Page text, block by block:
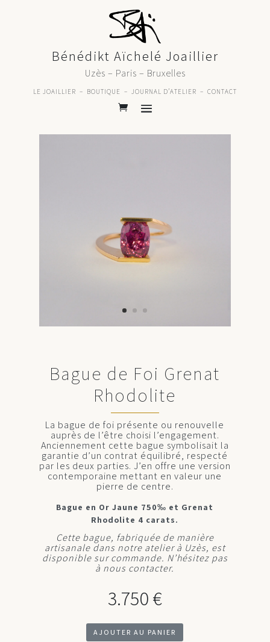
Bénédikt Aïchelé Joaillier
Uzès – Paris – Bruxelles
LE JOAILLIER – BOUTIQUE – JOURNAL D’ATELIER – CONTACT
Bague de Foi Grenat
Rhodolite
La bague de foi présente ou renouvelle
auprès de l’être choisi l’engagement.
Anciennement cette bague symbolisait la
garantie d’un contrat équilibré, respecté
par les deux parties. J’en offre une version
contemporaine mettant en valeur une
pierre de centre.
Bague en Or Jaune 750‰ et Grenat
Rhodolite 4 carats.
Cette bague, fabriquée de manière
artisanale dans notre atelier à Uzès, est
disponible sur commande. N’hésitez pas
à nous contacter.
3.750€
AJOUTER AU PANIER